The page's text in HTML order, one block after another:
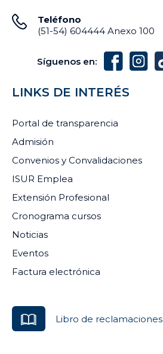
Teléfono
(51-54) 604444 Anexo 100
Síguenos en:
LINKS DE INTERÉS
Portal de transparencia
Admisión
Convenios y Convalidaciones
ISUR Emplea
Extensión Profesional
Cronograma cursos
Noticias
Eventos
Factura electrónica
Libro de reclamaciones